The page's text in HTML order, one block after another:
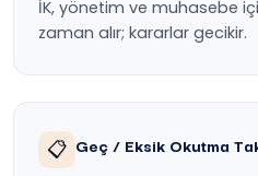
İK, yönetim ve muhasebe
zaman alır; kararlar gecikir.
📋 Geç / Eksik Okutma